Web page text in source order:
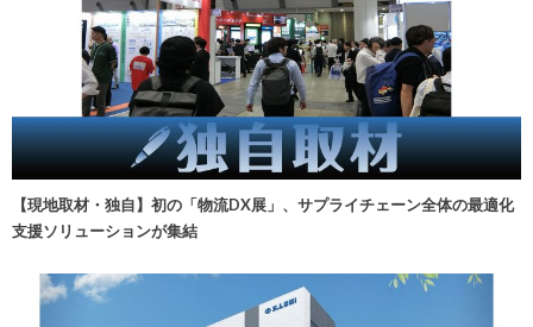
【現地取材・独自】初の「物流DX展」、サプライチェーン全体の最適化
支援ソリューションが集結